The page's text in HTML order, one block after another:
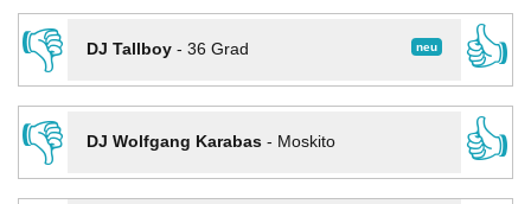
👎
neu
DJ Tallboy- 36 Grad
👍
👎
DJ Wolfgang Karabas- Moskito
👍